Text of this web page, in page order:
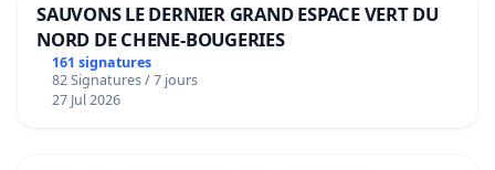
SAUVONS LE DERNIER GRAND ESPACE VERT DU
NORD DE CHENE-BOUGERIES
161 signatures
82 Signatures / 7 jours
27 Jul 2026